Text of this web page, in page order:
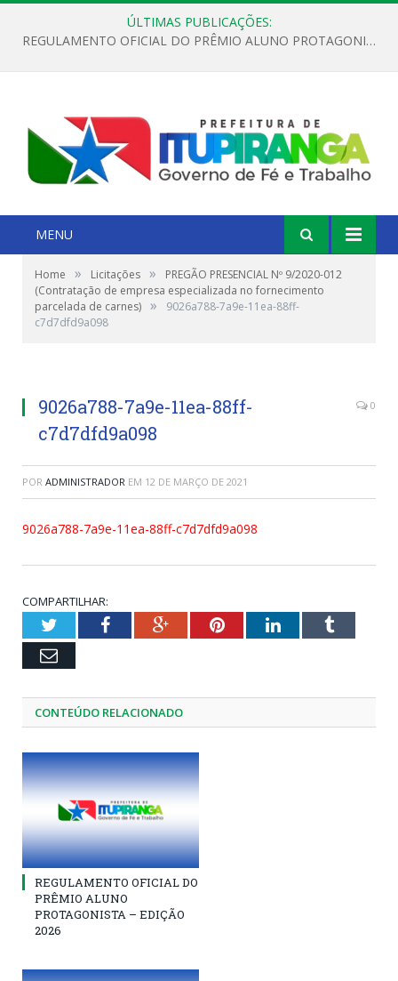
ÚLTIMAS PUBLICAÇÕES:
REGULAMENTO OFICIAL DO PRÊMIO ALUNO PROTAGONISTA – EDIÇÃO 2026
MENU
Home » Licitações »
PREGÃO PRESENCIAL Nº 9/2020-012
(Contratação de empresa especializada no fornecimento
parcelada de carnes) »
9026a788-7a9e-11ea-88ff-
c7d7dfd9a098
9026a788-7a9e-11ea-88ff-
c7d7dfd9a098
0
POR ADMINISTRADOR EM 12 DE MARÇO DE 2021
9026a788-7a9e-11ea-88ff-c7d7dfd9a098
COMPARTILHAR:
TwitterFacebookGoogle+PinterestLinkedInTumblr
Email
CONTEÚDO RELACIONADO
REGULAMENTO OFICIAL DO
PRÊMIO ALUNO
PROTAGONISTA – EDIÇÃO
2026